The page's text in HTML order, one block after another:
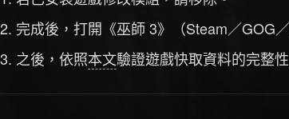
完成後，打開《巫師 3》（Steam／GOG
之後，依照本文驗證遊戲快取資料的完整性